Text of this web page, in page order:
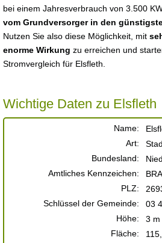
bei einem Jahresverbrauch von 3.500
vom Grundversorger in den
Nutzen Sie also diese Möglichkeit, mit
enorme Wirkung zu erreichen und
Stromvergleich für Elsfleth.
Wichtige Daten zu Elsfleth
Name:
Art:
Bundesland:
Amtliches Kennzeichen:
BRA
PLZ:
Schlüssel der Gemeinde:
03
Höhe:
3 m
Fläche: